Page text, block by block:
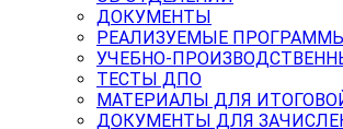
ДОКУМЕНТЫ
РЕАЛИЗУЕМЫЕ
УЧЕБНО-
ТЕСТЫ ДПО
МАТЕРИАЛЫ ДЛЯ
ДОКУМЕНТЫ ДЛЯ